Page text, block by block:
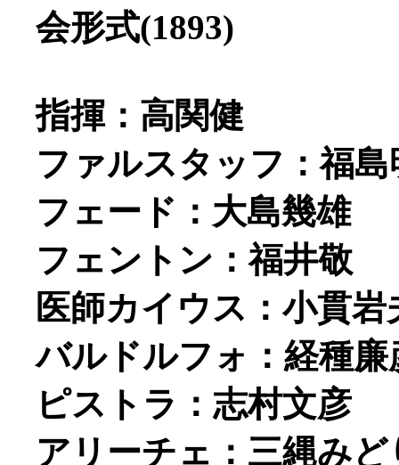
会形式(1893)
指揮：高関健
ファルスタッフ：福島
フェード：大島幾雄
フェントン：福井敬
医師カイウス：小貫岩
バルドルフォ：経種廉
ピストラ：志村文彦
アリーチェ：三縄みど